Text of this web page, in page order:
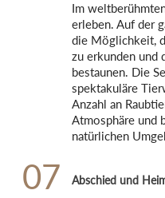
Im
erleben. Auf der
die Möglichkeit,
zu erkunden und
bestaunen. Die
spektakuläre
Anzahl an
Atmosphäre und
natürlichen
07 Abschied und